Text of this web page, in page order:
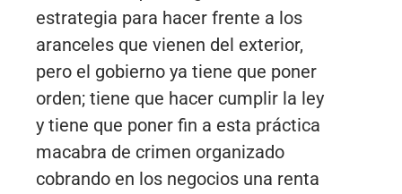
estrategia para hacer frente a los
aranceles que vienen del exterior,
pero el gobierno ya tiene que poner
orden; tiene que hacer cumplir la ley
y tiene que poner fin a esta práctica
macabra de crimen organizado
cobrando en los negocios una renta